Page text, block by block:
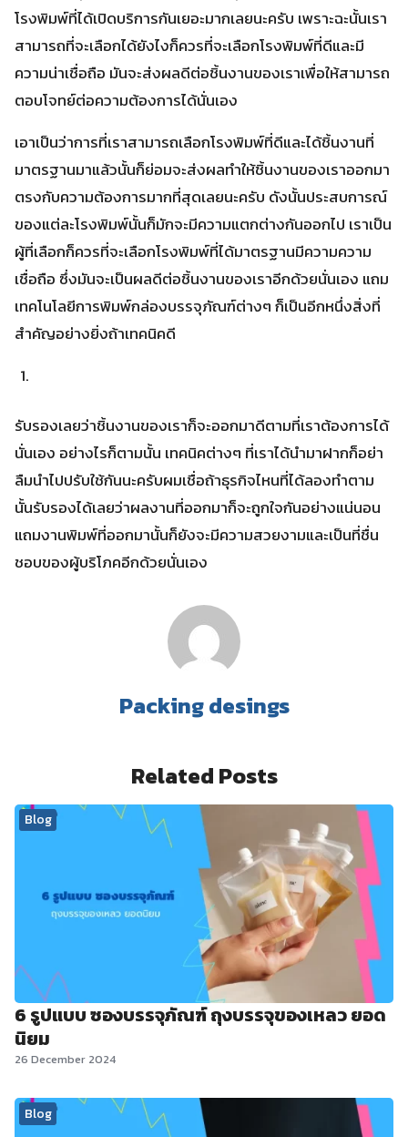
โรงพิมพ์ที่ได้เปิดบริการกันเยอะมากเลยนะครับ เพราะฉะนั้นเรา
สามารถที่จะเลือกได้ยังไงก็ควรที่จะเลือกโรงพิมพ์ที่ดีและมี
ความน่าเชื่อถือ มันจะส่งผลดีต่อชิ้นงานของเราเพื่อให้สามารถ
ตอบโจทย์ต่อความต้องการได้นั่นเอง
เอาเป็นว่าการที่เราสามารถเลือกโรงพิมพ์ที่ดีและได้ชิ้นงานที่
มาตรฐานมาแล้วนั้นก็ย่อมจะส่งผลทำให้ชิ้นงานของเราออกมา
ตรงกับความต้องการมากที่สุดเลยนะครับ ดังนั้นประสบการณ์
ของแต่ละโรงพิมพ์นั้นก็มักจะมีความแตกต่างกันออกไป เราเป็น
ผู้ที่เลือกก็ควรที่จะเลือกโรงพิมพ์ที่ได้มาตรฐานมีความความ
เชื่อถือ ซึ่งมันจะเป็นผลดีต่อชิ้นงานของเราอีกด้วยนั่นเอง แถม
เทคโนโลยีการพิมพ์กล่องบรรจุภัณฑ์ต่างๆ ก็เป็นอีกหนึ่งสิ่งที่
สำคัญอย่างยิ่งถ้าเทคนิคดี
รับรองเลยว่าชิ้นงานของเราก็จะออกมาดีตามที่เราต้องการได้
นั่นเอง อย่างไรก็ตามนั้น เทคนิคต่างๆ ที่เราได้นำมาฝากก็อย่า
ลืมนำไปปรับใช้กันนะครับผมเชื่อถ้าธุรกิจไหนที่ได้ลองทำตาม
นั้นรับรองได้เลยว่าผลงานที่ออกมาก็จะถูกใจกันอย่างแน่นอน
แถมงานพิมพ์ที่ออกมานั้นก็ยังจะมีความสวยงามและเป็นที่ชื่น
ชอบของผู้บริโภคอีกด้วยนั่นเอง
Packing desings
Related Posts
Blog
6 รูปแบบ ซองบรรจุภัณฑ์ ถุงบรรจุของเหลว ยอด
นิยม
26 December 2024
Blog